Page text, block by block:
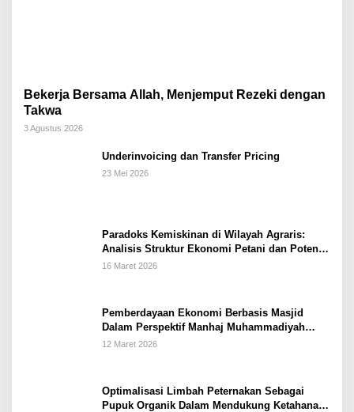
Bekerja Bersama Allah, Menjemput Rezeki dengan
Takwa
3 Agustus 2026
Underinvoicing dan Transfer Pricing
23 Mei 2026
Paradoks Kemiskinan di Wilayah Agraris:
Analisis Struktur Ekonomi Petani dan Potensi
Pemberdayaan Berbasis Masjid di Kabupaten
16 Maret 2026
Pemberdayaan Ekonomi Berbasis Masjid
Dalam Perspektif Manhaj Muhammadiyah
Untuk Penguatan Keluarga Sakinah di
12 Maret 2026
Optimalisasi Limbah Peternakan Sebagai
Pupuk Organik Dalam Mendukung Ketahanan